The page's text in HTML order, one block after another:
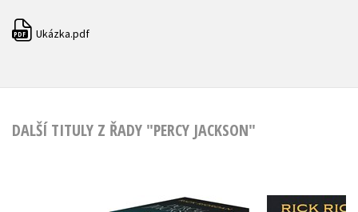
PDF Ukázka.pdf
DALŠÍ TITULY Z ŘADY "PERCY JACKSON"